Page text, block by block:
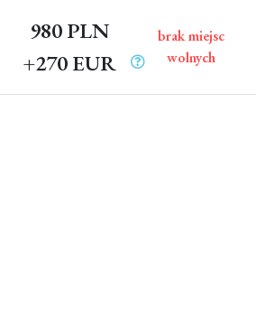
980 PLN
+270 EUR
brak miejsc
wolnych